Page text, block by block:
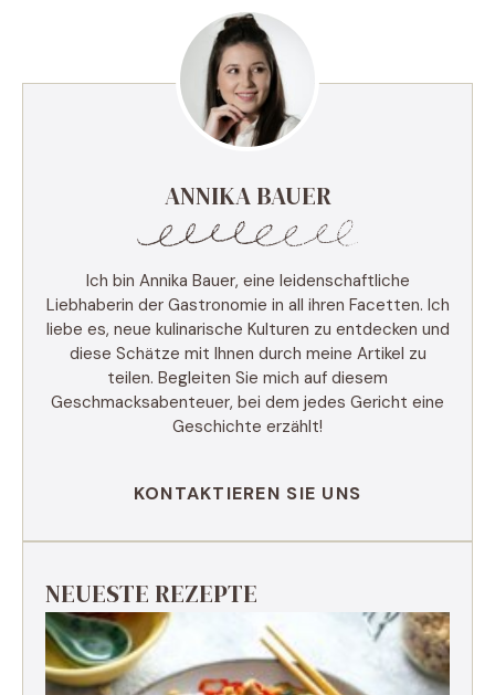
ANNIKA BAUER
Ich bin Annika Bauer, eine leidenschaftliche
Liebhaberin der Gastronomie in all ihren Facetten. Ich
liebe es, neue kulinarische Kulturen zu entdecken und
diese Schätze mit Ihnen durch meine Artikel zu
teilen. Begleiten Sie mich auf diesem
Geschmacksabenteuer, bei dem jedes Gericht eine
Geschichte erzählt!
KONTAKTIEREN SIE UNS
NEUESTE REZEPTE